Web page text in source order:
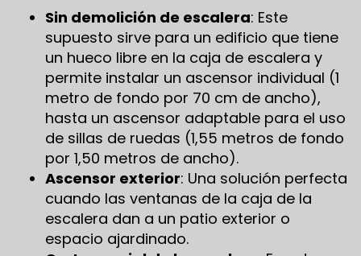
Sin demolición de escalera: Este
supuesto sirve para un edificio que tiene
un hueco libre en la caja de escalera y
permite instalar un ascensor individual (1
metro de fondo por 70 cm de ancho),
hasta un ascensor adaptable para el uso
de sillas de ruedas (1,55 metros de fondo
por 1,50 metros de ancho).
Ascensor exterior: Una solución perfecta
cuando las ventanas de la caja de la
escalera dan a un patio exterior o
espacio ajardinado.